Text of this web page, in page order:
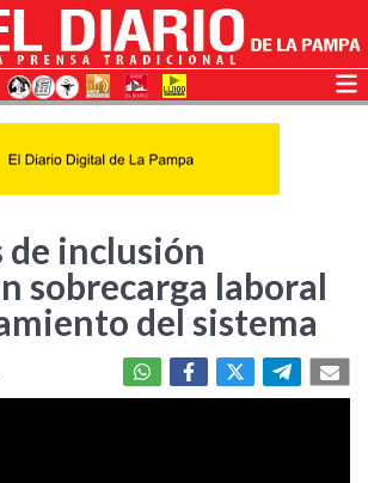
de inclusión
sobrecarga laboral
del sistema